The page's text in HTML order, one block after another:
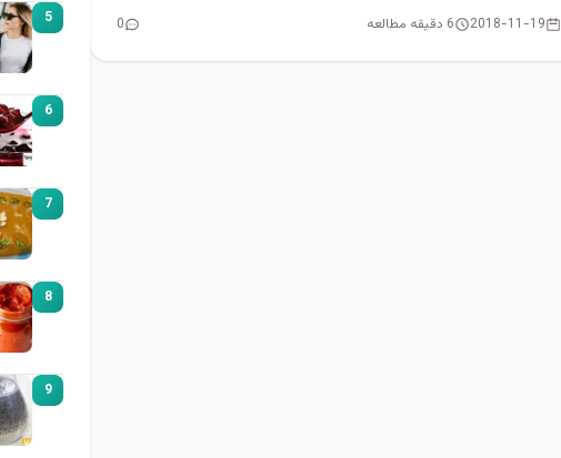
2018-11-19 6 دقیقه مطالعه 0
5
6
7
8
9